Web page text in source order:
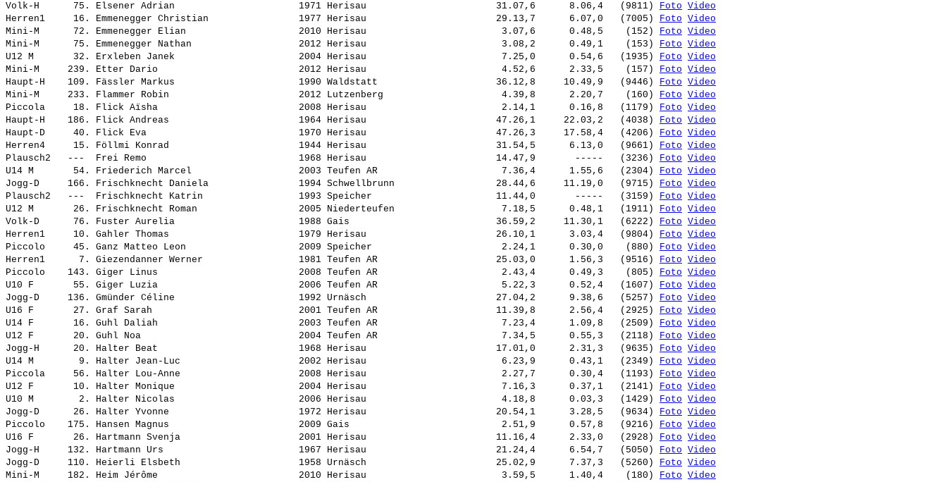
Volk-H      75. Elsener Adrian 1971 Herisau                       31.07,6      8.06,4   (9811) Foto Video
Herren1     16. Emmenegger Christian 1977 Herisau                       29.13,7      6.07,0   (7005) Foto Video
Mini-M      72. Emmenegger Elian 2010 Herisau                        3.07,6      0.48,5    (152) Foto Video
Mini-M      75. Emmenegger Nathan 2012 Herisau                        3.08,2      0.49,1    (153) Foto Video
U12 M       32. Erxleben Janek 2004 Herisau                        7.25,0      0.54,6   (1935) Foto Video
Mini-M     239. Etter Dario 2012 Herisau                        4.52,6      2.33,5    (157) Foto Video
Haupt-H    109. Fässler Markus 1990 Waldstatt                     36.12,8     10.49,9   (9446) Foto Video
Mini-M     233. Flammer Robin 2012 Lutzenberg                     4.39,8      2.20,7    (160) Foto Video
Piccola     18. Flick Aïsha 2008 Herisau                        2.14,1      0.16,8   (1179) Foto Video
Haupt-H    186. Flick Andreas 1964 Herisau                       47.26,1     22.03,2   (4038) Foto Video
Haupt-D     40. Flick Eva 1970 Herisau                       47.26,3     17.58,4   (4206) Foto Video
Herren4     15. Föllmi Konrad 1944 Herisau                       31.54,5      6.13,0   (9661) Foto Video
Plausch2   --- Frei Remo 1968 Herisau                       14.47,9       -----   (3236) Foto Video
U14 M       54. Friederich Marcel 2003 Teufen AR                      7.36,4      1.55,6   (2304) Foto Video
Jogg-D     166. Frischknecht Daniela 1994 Schwellbrunn                  28.44,6     11.19,0   (9715) Foto Video
Plausch2   --- Frischknecht Katrin 1993 Speicher                      11.44,0       -----   (3159) Foto Video
U12 M       26. Frischknecht Roman 2005 Niederteufen                   7.18,5      0.48,1   (1911) Foto Video
Volk-D      76. Fuster Aurelia 1988 Gais                          36.59,2     11.30,1   (6222) Foto Video
Herren1     10. Gahler Thomas 1979 Herisau                       26.10,1      3.03,4   (9804) Foto Video
Piccolo     45. Ganz Matteo Leon 2009 Speicher                       2.24,1      0.30,0    (880) Foto Video
Herren1      7. Giezendanner Werner 1981 Teufen AR                     25.03,0      1.56,3   (9516) Foto Video
Piccolo    143. Giger Linus 2008 Teufen AR                      2.43,4      0.49,3    (805) Foto Video
U10 F       55. Giger Luzia 2006 Teufen AR                      5.22,3      0.52,4   (1607) Foto Video
Jogg-D     136. Gmünder Céline 1992 Urnäsch                       27.04,2      9.38,6   (5257) Foto Video
U16 F       27. Graf Sarah 2001 Teufen AR                     11.39,8      2.56,4   (2925) Foto Video
U14 F       16. Guhl Daliah 2003 Teufen AR                      7.23,4      1.09,8   (2509) Foto Video
U12 F       20. Guhl Noa 2004 Teufen AR                      7.34,5      0.55,3   (2118) Foto Video
Jogg-H      20. Halter Beat 1968 Herisau                       17.01,0      2.31,3   (9635) Foto Video
U14 M        9. Halter Jean-Luc 2002 Herisau                        6.23,9      0.43,1   (2349) Foto Video
Piccola     56. Halter Lou-Anne 2008 Herisau                        2.27,7      0.30,4   (1193) Foto Video
U12 F       10. Halter Monique 2004 Herisau                        7.16,3      0.37,1   (2141) Foto Video
U10 M        2. Halter Nicolas 2006 Herisau                        4.18,8      0.03,3   (1429) Foto Video
Jogg-D      26. Halter Yvonne 1972 Herisau                       20.54,1      3.28,5   (9634) Foto Video
Piccolo    175. Hansen Magnus 2009 Gais                           2.51,9      0.57,8   (9216) Foto Video
U16 F       26. Hartmann Svenja 2001 Herisau                       11.16,4      2.33,0   (2928) Foto Video
Jogg-H     132. Hartmann Urs 1967 Herisau                       21.24,4      6.54,7   (5050) Foto Video
Jogg-D     110. Heierli Elsbeth 1958 Urnäsch                       25.02,9      7.37,3   (5260) Foto Video
Mini-M     182. Heim Jérôme 2010 Herisau                        3.59,5      1.40,4    (180) Foto Video